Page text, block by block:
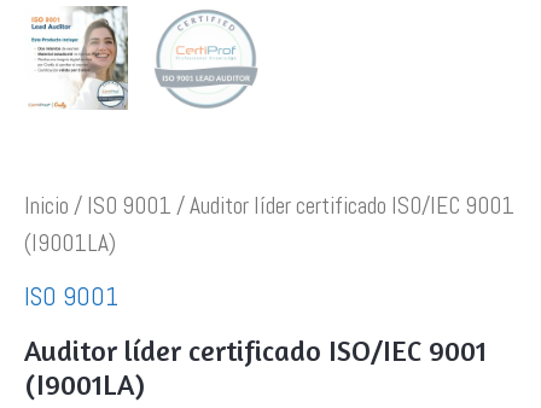
Inicio / ISO 9001 / Auditor líder certificado ISO/IEC 9001
(I9001LA)
ISO 9001
Auditor líder certificado ISO/IEC 9001
(I9001LA)